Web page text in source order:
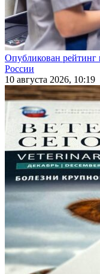
Опубликован
России
10 августа 2026, 10:19